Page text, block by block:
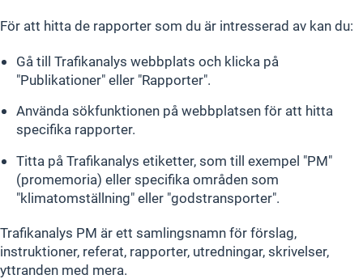
För att hitta de rapporter som du är intresserad av kan du:
Gå till Trafikanalys webbplats och klicka på
"Publikationer" eller "Rapporter".
Använda sökfunktionen på webbplatsen för att hitta
specifika rapporter.
Titta på Trafikanalys etiketter, som till exempel "PM"
(promemoria) eller specifika områden som
"klimatomställning" eller "godstransporter".
Trafikanalys PM är ett samlingsnamn för förslag,
instruktioner, referat, rapporter, utredningar, skrivelser,
yttranden med mera.